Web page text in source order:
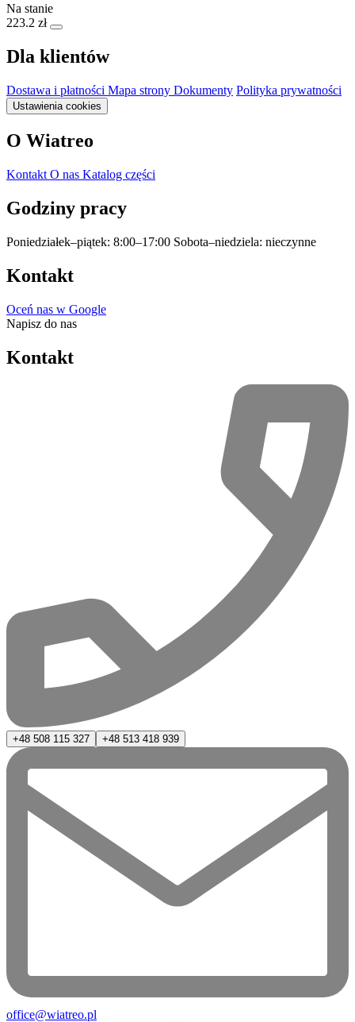
Na stanie
223.2 zł
Dla klientów
Dostawa i płatności Mapa strony Dokumenty Polityka prywatności
Ustawienia cookies
O Wiatreo
Kontakt O nas Katalog części
Godziny pracy
Poniedziałek–piątek: 8:00–17:00 Sobota–niedziela: nieczynne
Kontakt
Oceń nas w Google
Napisz do nas
Kontakt
+48 508 115 327 +48 513 418 939
office@wiatreo.pl